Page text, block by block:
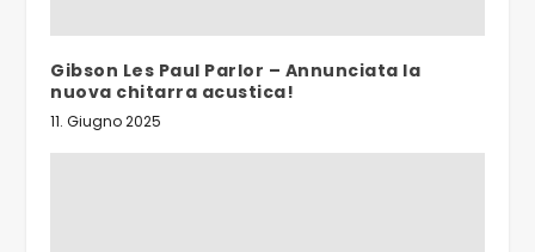
Gibson Les Paul Parlor – Annunciata la
nuova chitarra acustica!
11. Giugno 2025